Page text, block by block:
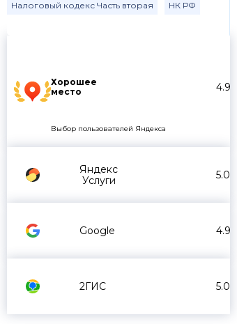
Хорошее
место
4.9
Выбор пользователей Яндекса
Яндекс
Услуги
5.0
Google 4.9
2ГИС 5.0
Налоговый кодекс Часть вторая НК РФ